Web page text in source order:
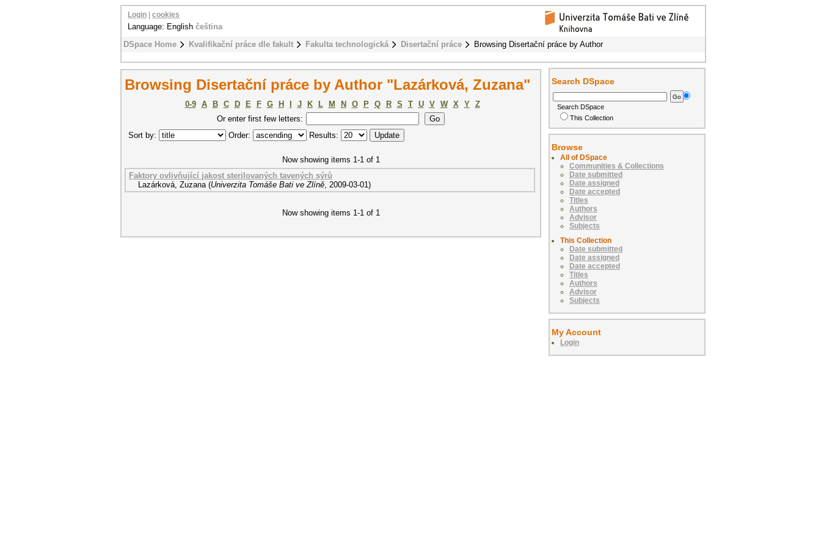
DSpace Home Kvalifikační práce dle fakult Fakulta technologická Disertační práce Browsing Disertační práce by Author
Login cookies
Language: English čeština
Browsing Disertační práce by Author "Lazárková, Zuzana"
0-9 A B C D E F G H J K L M N O P Q R S T U V W X Y
Z
Or enter first few letters:
Sort by:
Order: Results:
Now showing items 1-1 of 1
Faktory ovlivňující jakost sterilovaných tavených sýrů
Lazárková, Zuzana (Univerzita Tomáše Bati ve Zlíně, 2009-03-01)
Now showing items 1-1 of 1
Search DSpace
Search DSpace
This Collection
Browse
All of DSpace
Communities & Collections
Date submitted
Date assigned
Date accepted
Titles
Authors
Advisor
Subjects
This Collection
Date submitted
Date assigned
Date accepted
Titles
Authors
Advisor
Subjects
My Account
Login